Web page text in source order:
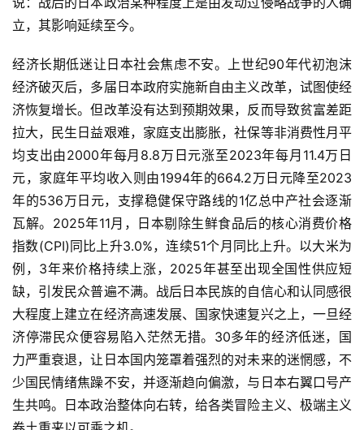
首
页
文
章
分
类
专
题
立，其影响延续至今。
经济长期低迷让日本社会焦虑不安。上世纪90年代初泡沫
经济破灭后，多届日本政府实施新自由主义改革，试图使经
济恢复增长。但改革没有达到预期效果，反而导致贫富差距
拉大，民生日益艰难，家庭支出膨胀，社保等非消费性月平
均支出由2000年每月8.8万日元涨至2023年每月11.4万日
元，家庭年平均收入则由1994年的664.2万日元降至2023
年的536万日元，支撑稳健保守路线的1亿总中产社会逐渐
瓦解。2025年11月，日本剔除生鲜食品后的核心消费价格
指数(CPI)同比上升3.0%，连续51个月同比上升。以大米为
例，3年来价格持续上涨，2025年甚至出现全国性供应短
缺，引发民众普遍不满。战后日本民族的自信心和认同感很
大程度上建立在经济高速发展、国家快速复兴之上，一旦经
济停滞民众便容易陷入茫然无措。30多年的经济低迷，国
力严重衰退，让日本国内笼罩着强烈的对未来的迷惘感，不
少国民情绪焦躁不安，并逐渐趋向偏激，与日本右翼口号产
生共鸣。日本政治整体向右转，给各类冒险主义、极端主义